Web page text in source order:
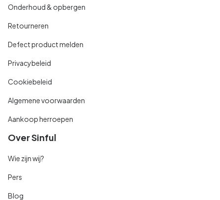
Onderhoud & opbergen
Retourneren
Defect product melden
Privacybeleid
Cookiebeleid
Algemene voorwaarden
Aankoop herroepen
Over Sinful
Wie zijn wij?
Pers
Blog